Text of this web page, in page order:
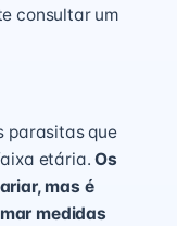
consultar um
parasitas que
etária.Os
mas é
medidas